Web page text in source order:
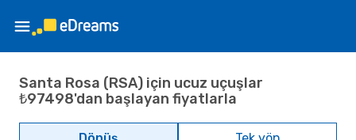
Santa Rosa (RSA) için ucuz uçuşlar
₺97498'dan başlayan fiyatlarla